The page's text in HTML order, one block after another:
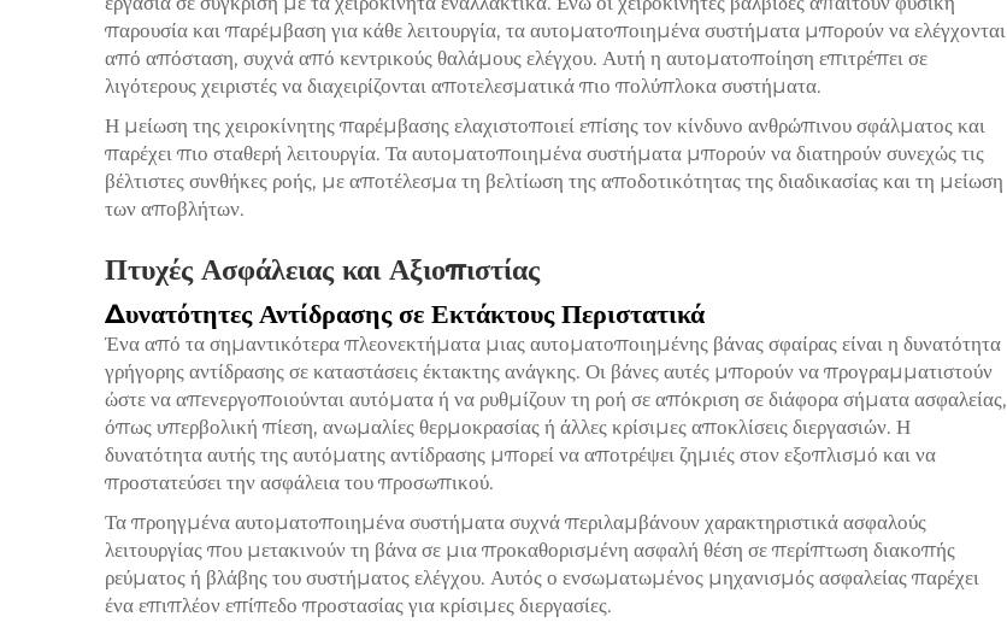
παρουσία και παρέμβαση για κάθε λειτουργία, τα αυτοματοποιημένα συστήματα μπορούν να ελέγχονται
από απόσταση, συχνά από κεντρικούς θαλάμους ελέγχου. Αυτή η αυτοματοποίηση επιτρέπει σε
λιγότερους χειριστές να διαχειρίζονται αποτελεσματικά πιο πολύπλοκα συστήματα.
Η μείωση της χειροκίνητης παρέμβασης ελαχιστοποιεί επίσης τον κίνδυνο ανθρώπινου σφάλματος και
παρέχει πιο σταθερή λειτουργία. Τα αυτοματοποιημένα συστήματα μπορούν να διατηρούν συνεχώς τις
βέλτιστες συνθήκες ροής, με αποτέλεσμα τη βελτίωση της αποδοτικότητας της διαδικασίας και τη μείωση
των αποβλήτων.
Πτυχές Ασφάλειας και Αξιοπιστίας
Δυνατότητες Αντίδρασης σε Εκτάκτους Περιστατικά
Ένα από τα σημαντικότερα πλεονεκτήματα μιας αυτοματοποιημένης βάνας σφαίρας είναι η δυνατότητα
γρήγορης αντίδρασης σε καταστάσεις έκτακτης ανάγκης. Οι βάνες αυτές μπορούν να προγραμματιστούν
ώστε να απενεργοποιούνται αυτόματα ή να ρυθμίζουν τη ροή σε απόκριση σε διάφορα σήματα ασφαλείας,
όπως υπερβολική πίεση, ανωμαλίες θερμοκρασίας ή άλλες κρίσιμες αποκλίσεις διεργασιών. Η
δυνατότητα αυτής της αυτόματης αντίδρασης μπορεί να αποτρέψει ζημιές στον εξοπλισμό και να
προστατεύσει την ασφάλεια του προσωπικού.
Τα προηγμένα αυτοματοποιημένα συστήματα συχνά περιλαμβάνουν χαρακτηριστικά ασφαλούς
λειτουργίας που μετακινούν τη βάνα σε μια προκαθορισμένη ασφαλή θέση σε περίπτωση διακοπής
ρεύματος ή βλάβης του συστήματος ελέγχου. Αυτός ο ενσωματωμένος μηχανισμός ασφαλείας παρέχει
ένα επιπλέον επίπεδο προστασίας για κρίσιμες διεργασίες.